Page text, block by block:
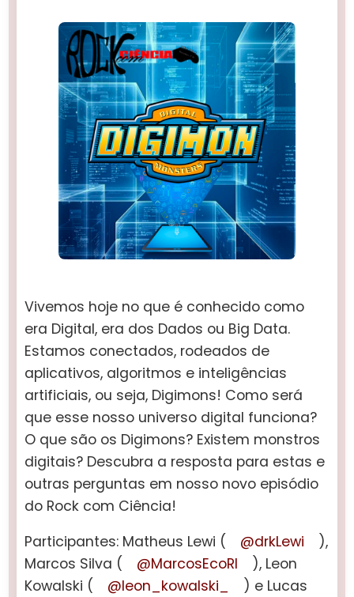
Vivemos hoje no que é conhecido como
era Digital, era dos Dados ou Big Data.
Estamos conectados, rodeados de
aplicativos, algoritmos e inteligências
artificiais, ou seja, Digimons! Como será
que esse nosso universo digital funciona?
O que são os Digimons? Existem monstros
digitais? Descubra a resposta para estas e
outras perguntas em nosso novo episódio
do Rock com Ciência!
Participantes: Matheus Lewi (
@drkLewi
),
Marcos Silva (
@MarcosEcoRI
), Leon
Kowalski (
@leon_kowalski_
) e Lucas